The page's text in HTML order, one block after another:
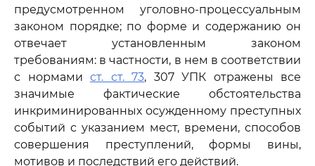
предусмотренном уголовно-процессуальным
законом порядке; по форме и содержанию он
отвечает установленным законом
требованиям: в частности, в нем в соответствии
с нормами ст. ст. 73, 307 УПК отражены все
значимые фактические обстоятельства
инкриминированных осужденному преступных
событий с указанием мест, времени, способов
совершения преступлений, формы вины,
мотивов и последствий его действий.